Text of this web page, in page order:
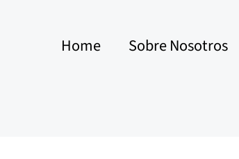
Home Sobre Nosotros